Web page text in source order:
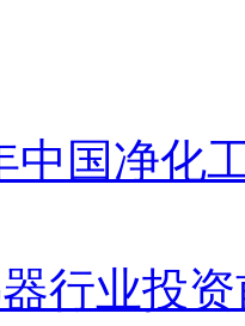
中国净化
行业投